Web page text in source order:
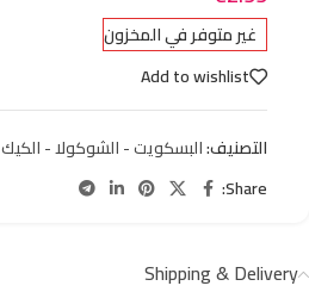
غير متوفر في المخزون
Add to wishlist
التصنيف:البسكويت - الشوكولا - الكيك
Share:
Shipping & Delivery